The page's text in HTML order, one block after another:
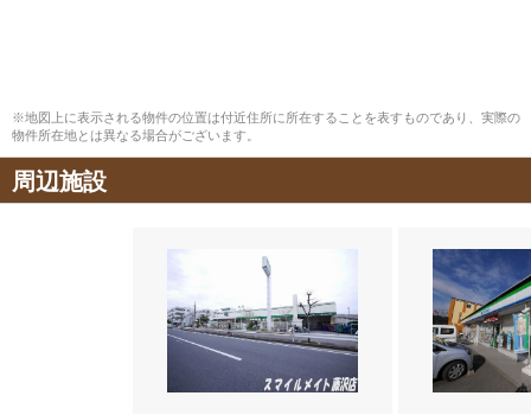
※地図上に表示される物件の位置は付近住所に所在することを表すものであり、実際の
物件所在地とは異なる場合がございます。
周辺施設